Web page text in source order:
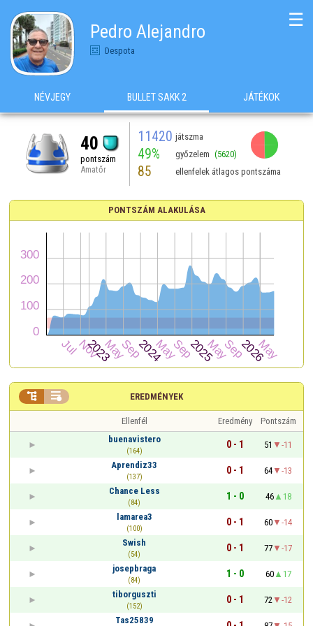
Pedro Alejandro
Despota
☰
NÉVJEGY BULLET SAKK 2 JÁTÉKOK
40
pontszám
Amatőr
11420 játszma
49% győzelem (5620)
85 ellenfelek átlagos pontszáma
PONTSZÁM ALAKULÁSA
EREDMÉNYEK
 
Ellenfél Eredmény
Pontszám
buenavistero
(164)
0 - 1 51
-11
Aprendiz33
(137)
0 - 1 64
-13
Chance Less
(84)
1 - 0 46
18
lamarea3
(100)
0 - 1 60
-14
Swish
(54)
0 - 1 77
-17
josepbraga
(84)
1 - 0 60
17
tiborguszti
(152)
0 - 1 72
-12
Tas25839